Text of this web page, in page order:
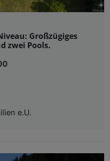
Großzügiges
zwei Pools.
e.U.